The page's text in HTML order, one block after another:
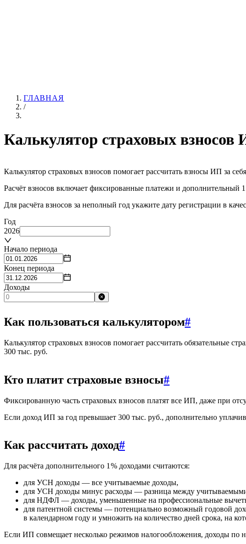
ГЛАВНАЯ
/
Калькулятор страховых взносов
Калькулятор страховых взносов помогает рассчитать взносы ИП за
Расчёт взносов включает фиксированные платежи и дополнительный
Для расчёта взносов за неполный год укажите дату регистрации в
Год
2026
Начало периода
Конец периода
Доходы
Как пользоваться калькулятором#
Калькулятор страховых взносов помогает рассчитать обязательные
300 тыс. руб.
Кто платит страховые взносы#
Фиксированную часть страховых взносов платят все ИП, даже при
Если доход ИП за год превышает 300 тыс. руб., дополнительно
Как рассчитать доход#
Для расчёта дополнительного 1 % доходами считаются:
для УСН доходы — все учитываемые доходы,
для УСН доходы минус расходы — разница между учитываемыми
для НДФЛ — доходы, уменьшенные на профессиональные
для патентной системы — потенциально возможный годовой
в календарном году и умножить на количество дней срока, на
Если ИП совмещает несколько режимов налогообложения, доходы по